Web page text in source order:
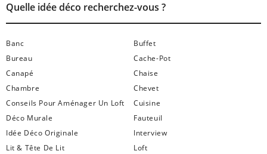
Quelle idée déco recherchez-vous ?
Banc
Buffet
Bureau
Cache-Pot
Canapé
Chaise
Chambre
Chevet
Conseils Pour Aménager Un Loft
Cuisine
Déco Murale
Fauteuil
Idée Déco Originale
Interview
Lit & Tête De Lit
Loft